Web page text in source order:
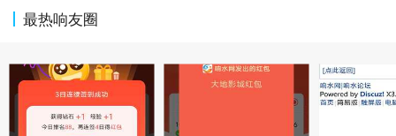
最热响友圈